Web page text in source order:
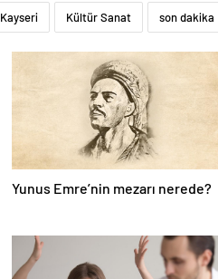
Kayseri Kültür Sanat son dakika
Yunus Emre’nin mezarı nerede?